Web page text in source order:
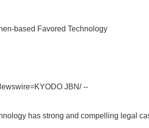
based Favored Technology
JBN/ --
has strong and compelling legal